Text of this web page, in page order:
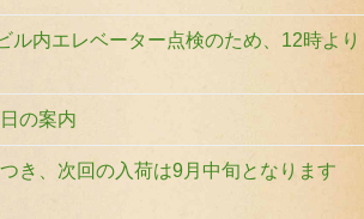
ル内エレベーター点検のため、12時より
の案内
き、次回の入荷は9月中旬となります